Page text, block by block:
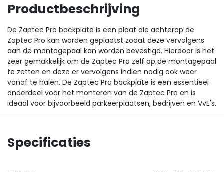
Productbeschrijving
De Zaptec Pro backplate is een plaat die achterop de
Zaptec Pro kan worden geplaatst zodat deze vervolgens
aan de montagepaal kan worden bevestigd. Hierdoor is het
zeer gemakkelijk om de Zaptec Pro zelf op de montagepaal
te zetten en deze er vervolgens indien nodig ook weer
vanaf te halen. De Zaptec Pro backplate is een essentieel
onderdeel voor het monteren van de Zaptec Pro en is
ideaal voor bijvoorbeeld parkeerplaatsen, bedrijven en VvE's.
Specificaties